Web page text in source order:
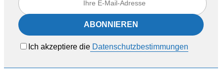
Ich akzeptiere die Datenschutzbestimmungen